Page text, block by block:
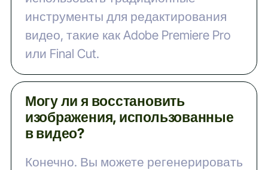
инструменты для редактирования
видео, такие как Adobe Premiere Pro
или Final Cut.
Могу ли я восстановить
изображения, использованные
в видео?
Конечно. Вы можете регенерировать